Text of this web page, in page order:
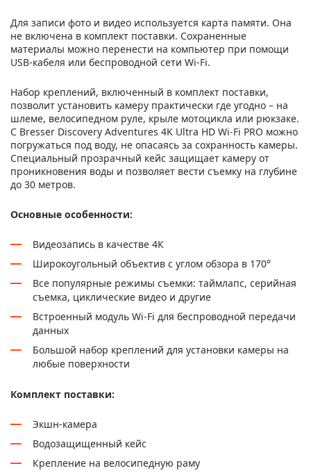
Для записи фото и видео используется карта памяти. Она
не включена в комплект поставки. Сохраненные
материалы можно перенести на компьютер при помощи
USB-кабеля или беспроводной сети Wi-Fi.
Набор креплений, включенный в комплект поставки,
позволит установить камеру практически где угодно – на
шлеме, велосипедном руле, крыле мотоцикла или рюкзаке.
С Bresser Discovery Adventures 4K Ultra HD Wi-Fi PRO можно
погружаться под воду, не опасаясь за сохранность камеры.
Специальный прозрачный кейс защищает камеру от
проникновения воды и позволяет вести съемку на глубине
до 30 метров.
Основные особенности:
Видеозапись в качестве 4К
Широкоугольный объектив с углом обзора в 170°
Все популярные режимы съемки: таймлапс, серийная
съемка, циклические видео и другие
Встроенный модуль Wi-Fi для беспроводной передачи
данных
Большой набор креплений для установки камеры на
любые поверхности
Комплект поставки:
Экшн-камера
Водозащищенный кейс
Крепление на велосипедную раму